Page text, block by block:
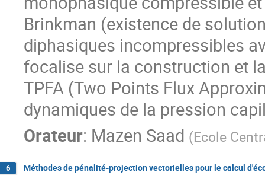
Brinkman (existence de
diphasiques incompressibles
focalise sur la construction et
TPFA (Two Points Flux
dynamiques de la pression
Orateur: Mazen Saad (Ecole
6 Méthodes de pénalité-projection vectorielles pour le calcul